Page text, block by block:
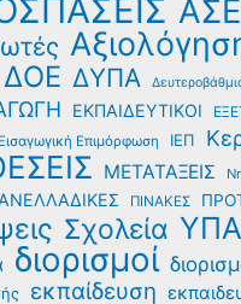
ΔΟΕ ΔΥΠΑ
ΕΚΠΑΙΔΕΥΤΙΚΟΙ
Εισαγωγική Επιμόρφωση ΙΕΠ
ΜΕΤΑΤΑΞΕΙΣ
ΠΙΝΑΚΕΣ
Σχολεία
διορισμοί
εκπαίδευση